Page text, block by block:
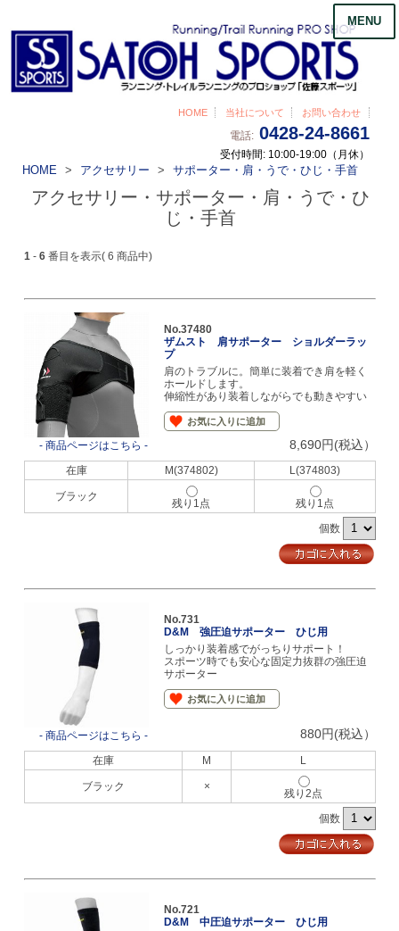
HOME 当社について お問い合わせ
電話: 0428-24-8661
受付時間: 10:00-19:00（月休）
MENU
HOME アクセサリー サポーター・肩・うで・ひじ・手首
アクセサリー・サポーター・肩・うで・ひ
じ・手首
1 -6番目を表示( 6 商品中)
- 商品ページはこちら -
No.37480
ザムスト 肩サポーター ショルダーラッ
プ
肩のトラブルに。簡単に装着でき肩を軽く
ホールドします。
伸縮性があり装着しながらでも動きやすい
お気に入りに追加
8,690円(税込）
在庫 M(374802) L(374803)
ブラック
残り1点
残り1点
個数
- 商品ページはこちら -
No.731
D&M 強圧迫サポーター ひじ用
しっかり装着感でがっちりサポート！
スポーツ時でも安心な固定力抜群の強圧迫
サポーター
お気に入りに追加
880円(税込）
在庫 M L
ブラック ×
残り2点
個数
No.721
D&M 中圧迫サポーター ひじ用